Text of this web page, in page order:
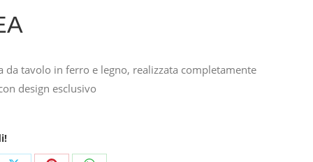
da tavolo in ferro e legno, realizzata completamente
design esclusivo